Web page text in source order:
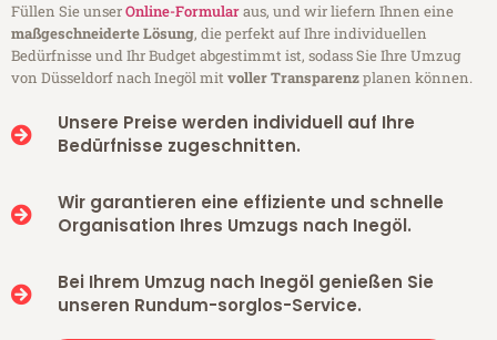
Füllen Sie unserOnline-Formularaus, und wir liefern Ihnen eine
maßgeschneiderte Lösung, die perfekt auf Ihre individuellen
Bedürfnisse und Ihr Budget abgestimmt ist, sodass Sie Ihre Umzug
von Düsseldorf nach Inegöl mitvoller Transparenzplanen können.
Unsere Preise werden individuell auf Ihre
Bedürfnisse zugeschnitten.
Wir garantieren eine effiziente und schnelle
Organisation Ihres Umzugs nach Inegöl.
Bei Ihrem Umzug nach Inegöl genießen Sie
unseren Rundum-sorglos-Service.